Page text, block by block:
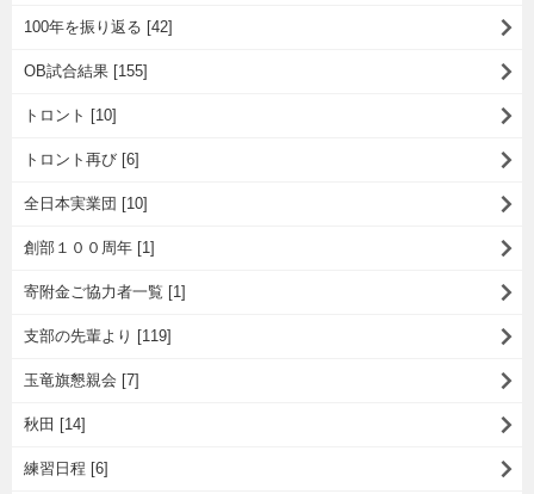
100年を振り返る [42]
OB試合結果 [155]
トロント [10]
トロント再び [6]
全日本実業団 [10]
創部１００周年 [1]
寄附金ご協力者一覧 [1]
支部の先輩より [119]
玉竜旗懇親会 [7]
秋田 [14]
練習日程 [6]